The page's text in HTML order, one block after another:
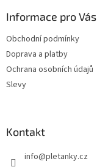
Informace pro Vás
Obchodní podmínky
Doprava a platby
Ochrana osobních údajů
Slevy
Kontakt
info@pletanky.cz